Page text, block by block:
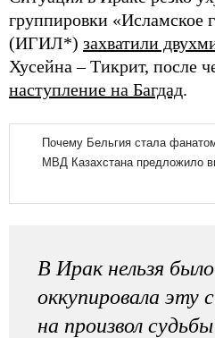
группировки «Исламское
(ИГИЛ*) захватили
Хусейна–Тикрит, после
наступление на Багдад.
В Ирак нельзя
оккупировала эту
на произвол